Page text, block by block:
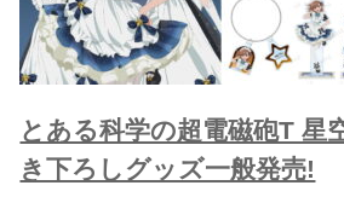
とある科学の超電磁砲T 星​
き下ろしグッズ一般発売!